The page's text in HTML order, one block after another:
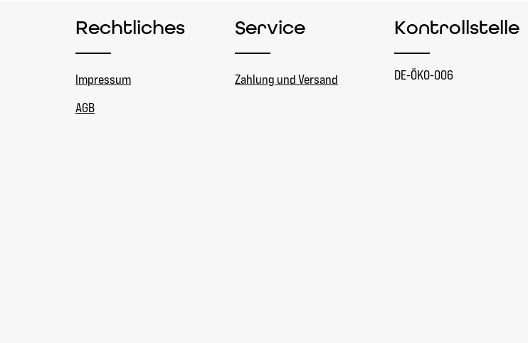
Rechtliches
Impressum
AGB
Service
Zahlung und Versand
Kontrollstelle
DE-ÖKO-006